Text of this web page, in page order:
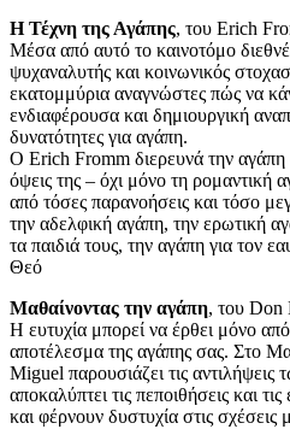
Η Τέχνη της Αγάπης, του Erich
Μέσα από αυτό το καινοτόμο
ψυχαναλυτής και κοινωνικός
εκατομμύρια αναγνώστες πώς να
ενδιαφέρουσα και δημιουργική
δυνατότητες για αγάπη.
O Erich Fromm διερευνά την αγάπη
όψεις της – όχι μόνο τη ρομαντική
από τόσες παρανοήσεις και τόσο
την αδελφική αγάπη, την ερωτική
τα παιδιά τους, την αγάπη για τον
Θεό
Μαθαίνοντας την αγάπη, του Don
Η ευτυχία μπορεί να έρθει μόνο
αποτέλεσμα της αγάπης σας. Στο
Miguel παρουσιάζει τις
αποκαλύπτει τις πεποιθήσεις και
και φέρνουν δυστυχία στις σχέσεις